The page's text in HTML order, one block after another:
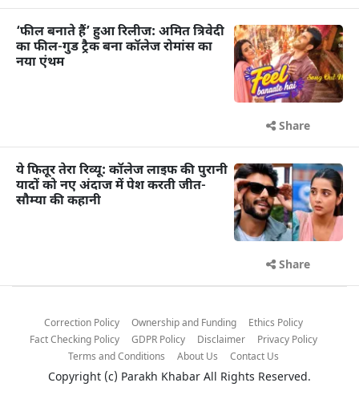
‘फील बनाते हैं’ हुआ रिलीज: अमित त्रिवेदी
का फील-गुड ट्रैक बना कॉलेज रोमांस का
नया एंथम
Share
ये फितूर तेरा रिव्यू: कॉलेज लाइफ की पुरानी
यादों को नए अंदाज में पेश करती जीत-
सौम्या की कहानी
Share
Correction Policy Ownership and Funding
Ethics Policy
Fact Checking Policy
GDPR Policy Disclaimer
Privacy Policy
Terms and Conditions
About Us Contact Us
Copyright (c) Parakh Khabar All Rights Reserved.